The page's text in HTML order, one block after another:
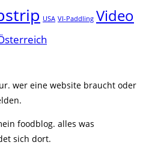
USA VI-Paddling Video
wer eine website braucht oder
foodblog. alles was
sich dort.